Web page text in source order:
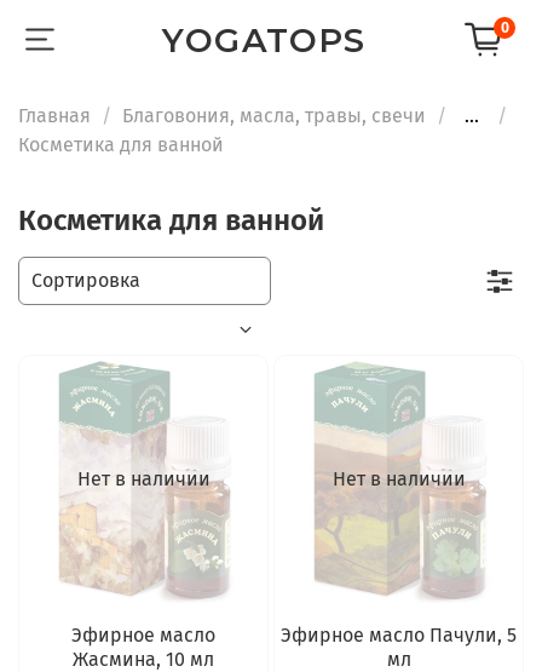
YOGATOPS 0
Главная Благовония, масла, травы, свечи
...
Косметика для ванной
Косметика для ванной
Нет в наличии
Эфирное масло
Жасмина, 10 мл
Нет в наличии
Эфирное масло Пачули, 5
мл